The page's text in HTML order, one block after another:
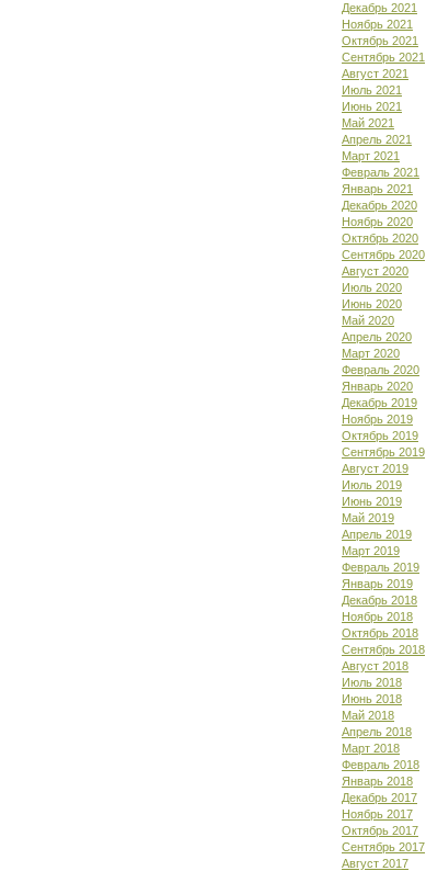
Декабрь 2021
Ноябрь 2021
Октябрь 2021
Сентябрь 2021
Август 2021
Июль 2021
Июнь 2021
Май 2021
Апрель 2021
Март 2021
Февраль 2021
Январь 2021
Декабрь 2020
Ноябрь 2020
Октябрь 2020
Сентябрь 2020
Август 2020
Июль 2020
Июнь 2020
Май 2020
Апрель 2020
Март 2020
Февраль 2020
Январь 2020
Декабрь 2019
Ноябрь 2019
Октябрь 2019
Сентябрь 2019
Август 2019
Июль 2019
Июнь 2019
Май 2019
Апрель 2019
Март 2019
Февраль 2019
Январь 2019
Декабрь 2018
Ноябрь 2018
Октябрь 2018
Сентябрь 2018
Август 2018
Июль 2018
Июнь 2018
Май 2018
Апрель 2018
Март 2018
Февраль 2018
Январь 2018
Декабрь 2017
Ноябрь 2017
Октябрь 2017
Сентябрь 2017
Август 2017